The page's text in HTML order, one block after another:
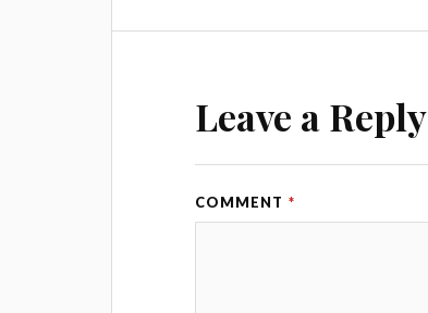
Leave a Reply
COMMENT *